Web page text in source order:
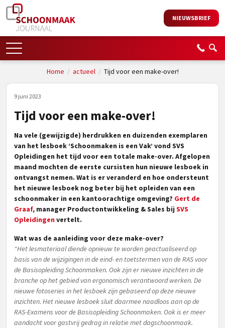
NIEUWSBRIEF
Home / actueel/ Tijd voor een make-over!
9 juni 2023
Tijd voor een make-over!
Na vele (gewijzigde) herdrukken en duizenden exemplaren
van het lesboek ‘Schoonmaken is een Vak’ vond SVS
Opleidingen het tijd voor een totale make-over. Afgelopen
maand mochten de eerste cursisten hun nieuwe lesboek in
ontvangst nemen. Wat is er veranderd en hoe ondersteunt
het nieuwe lesboek nog beter bij het opleiden van een
schoonmaker in een kantoorachtige omgeving? Gert de
Graaf, manager Productontwikkeling & Sales bij SVS
Opleidingenvertelt.
Wat was de aanleiding voor deze make-over?
“Het lesmateriaal diende opnieuw te worden geactualiseerd op
basis van de wijzigingen in de eind- en toetstermen van de RAS voor
de Basisopleiding Schoonmaken. Ook zijn er nieuwe inzichten in de
branche op het gebied van ergonomisch verantwoord werken. De
nieuwe fotoseries in het lesboek zijn gebaseerd op deze nieuwe
inzichten. Het nieuwe lesboek sluit daarmee naadloos aan op de
RAS-Examens voor de Basisopleiding Schoonmaken. Ook is er meer
aandacht voor gastvrij gedrag in relatie met dagschoonmaak.